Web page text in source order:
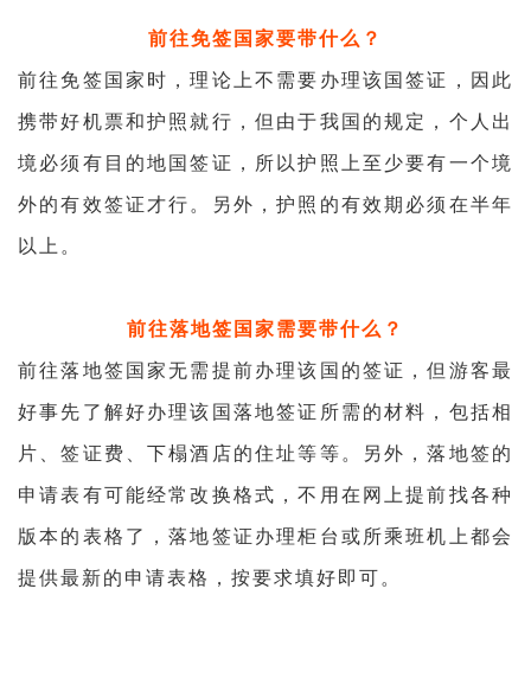
前往免签国家要带什么？
前往免签国家时，理论上不需要办理该国签证，因此
携带好机票和护照就行，但由于我国的规定，个人出
境必须有目的地国签证，所以护照上至少要有一个境
外的有效签证才行。另外，护照的有效期必须在半年
以上。
前往落地签国家需要带什么？
前往落地签国家无需提前办理该国的签证，但游客最
好事先了解好办理该国落地签证所需的材料，包括相
片、签证费、下榻酒店的住址等等。另外，落地签的
申请表有可能经常改换格式，不用在网上提前找各种
版本的表格了，落地签证办理柜台或所乘班机上都会
提供最新的申请表格，按要求填好即可。